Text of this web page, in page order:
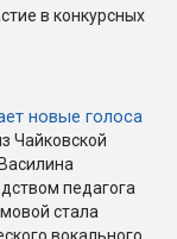
в конкурсных
новые голоса
Чайковской
педагога
стала